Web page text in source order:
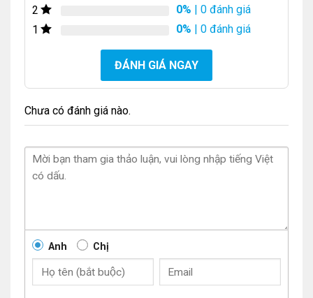
2
0% | 0 đánh giá
1
0% | 0 đánh giá
ĐÁNH GIÁ NGAY
Chưa có đánh giá nào.
Anh Chị